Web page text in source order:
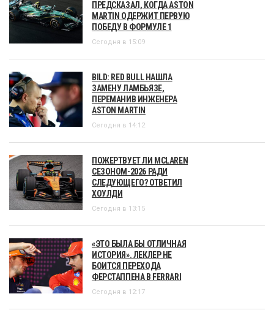
ПРЕДСКАЗАЛ, КОГДА ASTON
MARTIN ОДЕРЖИТ ПЕРВУЮ
ПОБЕДУ В ФОРМУЛЕ 1
Сегодня в 15:09
BILD: RED BULL НАШЛА
ЗАМЕНУ ЛАМБЬЯЗЕ,
ПЕРЕМАНИВ ИНЖЕНЕРА
ASTON MARTIN
Сегодня в 14:12
ПОЖЕРТВУЕТ ЛИ MCLAREN
СЕЗОНОМ-2026 РАДИ
СЛЕДУЮЩЕГО? ОТВЕТИЛ
ХОУЛДИ
Сегодня в 13:15
«ЭТО БЫЛА БЫ ОТЛИЧНАЯ
ИСТОРИЯ». ЛЕКЛЕР НЕ
БОИТСЯ ПЕРЕХОДА
ФЕРСТАППЕНА В FERRARI
Сегодня в 12:17